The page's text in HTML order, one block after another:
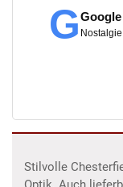
G
Stilvolle